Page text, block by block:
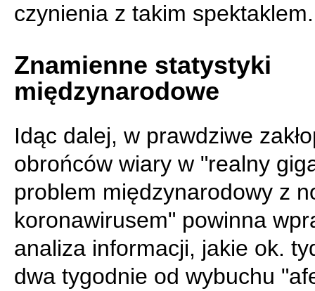
czynienia z takim spektaklem.
Znamienne statystyki
międzynarodowe
Idąc dalej, w prawdziwe
obrońców wiary w "realny
problem międzynarodowy z
koronawirusem" powinna
analiza informacji, jakie ok.
dwa tygodnie od wybuchu